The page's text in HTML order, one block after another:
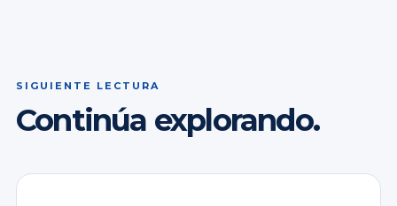
SIGUIENTE LECTURA
Continúa explorando.